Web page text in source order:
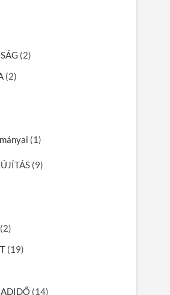
(2)
(2)
(1)
(9)
(2)
(19)
(14)